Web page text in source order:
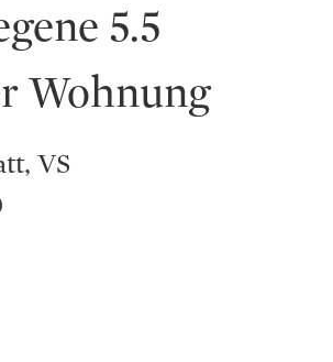
5.5
Wohnung
VS